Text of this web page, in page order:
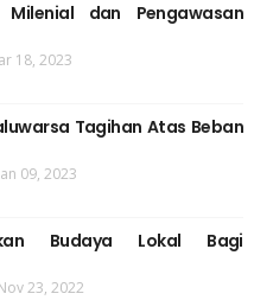
Milenial dan Pengawasan
18, 2023
Tagihan Atas Beban
09, 2023
Budaya Lokal Bagi
23, 2022